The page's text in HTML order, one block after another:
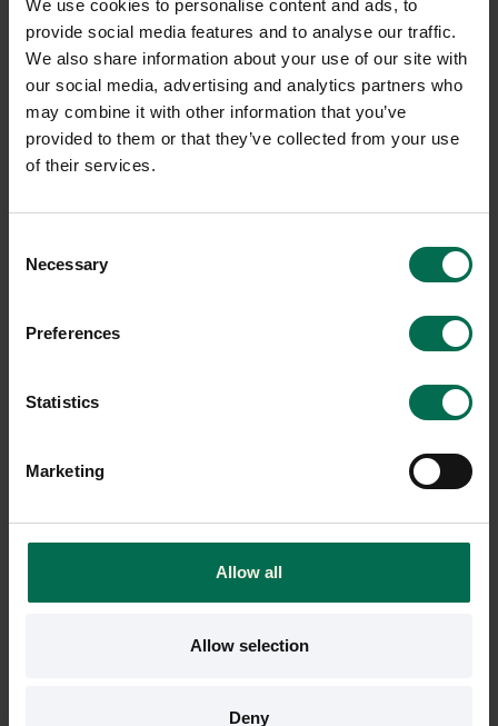
We use cookies to personalise content and ads, to
provide social media features and to analyse our traffic.
We also share information about your use of our site with
our social media, advertising and analytics partners who
may combine it with other information that you’ve
provided to them or that they’ve collected from your use
of their services.
Selection
Necessary
Preferences
Statistics
Marketing
Allow all
Allow selection
Deny
Begagnad
C02
Begagnad
Golvskärm Softline 50
Sparar miljön ca 94 kg